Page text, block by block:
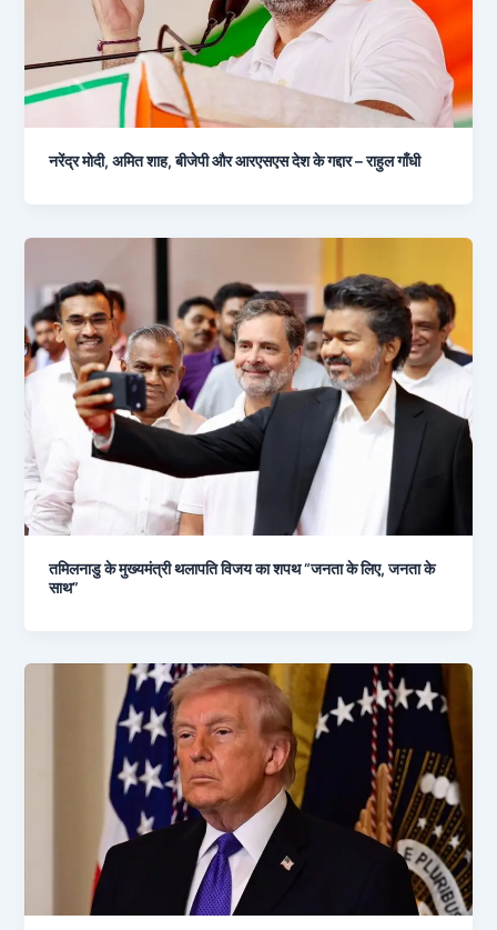
नरेंद्र मोदी, अमित शाह, बीजेपी और आरएसएस देश के गद्दार – राहुल गाँधी
तमिलनाडु के मुख्यमंत्री थलापति विजय का शपथ “जनता के लिए, जनता के
साथ”